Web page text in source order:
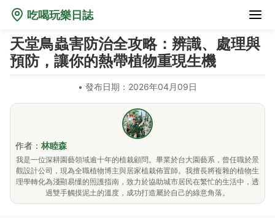
吃喝玩樂日誌
天堂鳥蟲害防治全攻略：辨識、處理與
預防，讓你的熱帶植物重現生機
• 發布日期：2026年04月09日
作者： 林睦森
我是一位深耕園藝領域逾十年的植栽顧問。畢業於台大園藝系，曾任職於景
觀設計公司，現為全職植物博主與居家植栽佈置師。我擅長將複雜的植物生
理學轉化為淺顯易懂的照護指南，致力於協助城市居民在繁忙的生活中，透
過雙手觸摸泥土的溫度，成功打造屬於自己的綠意角落。